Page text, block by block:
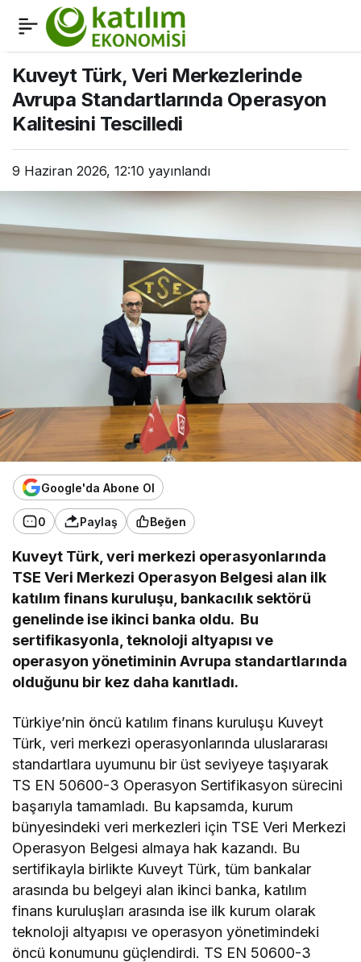
Kuveyt Türk, Veri Merkezlerinde
Avrupa Standartlarında Operasyon
Kalitesini Tescilledi
9 Haziran 2026, 12:10 yayınlandı
Google'da Abone Ol
0 Paylaş Beğen
Kuveyt Türk, veri merkezi operasyonlarında
TSE Veri Merkezi Operasyon Belgesi alan ilk
katılım finans kuruluşu, bankacılık sektörü
genelinde ise ikinci banka oldu. Bu
sertifikasyonla, teknoloji altyapısı ve
operasyon yönetiminin Avrupa standartlarında
olduğunu bir kez daha kanıtladı.
Türkiye’nin öncü katılım finans kuruluşu Kuveyt
Türk, veri merkezi operasyonlarında uluslararası
standartlara uyumunu bir üst seviyeye taşıyarak
TS EN 50600-3 Operasyon Sertifikasyon sürecini
başarıyla tamamladı. Bu kapsamda, kurum
bünyesindeki veri merkezleri için TSE Veri Merkezi
Operasyon Belgesi almaya hak kazandı. Bu
sertifikayla birlikte Kuveyt Türk, tüm bankalar
arasında bu belgeyi alan ikinci banka, katılım
finans kuruluşları arasında ise ilk kurum olarak
teknoloji altyapısı ve operasyon yönetimindeki
öncü konumunu güçlendirdi. TS EN 50600-3
Ziraat Katılım’da yeni
Genel Müdür Yardımcısı